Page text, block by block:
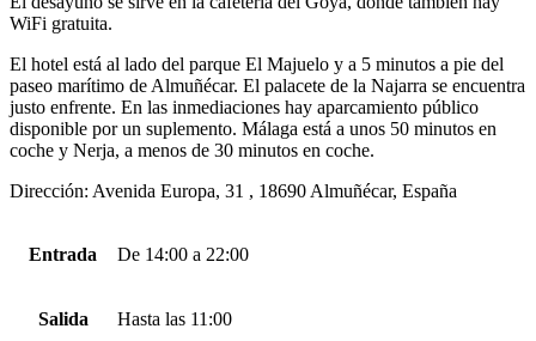
WiFi gratuita.
El hotel está al lado del parque El Majuelo y a 5 minutos a pie del
paseo marítimo de Almuñécar. El palacete de la Najarra se encuentra
justo enfrente. En las inmediaciones hay aparcamiento público
disponible por un suplemento. Málaga está a unos 50 minutos en
coche y Nerja, a menos de 30 minutos en coche.
Dirección: Avenida Europa, 31 , 18690 Almuñécar, España
Entrada De 14:00 a 22:00
Salida Hasta las 11:00